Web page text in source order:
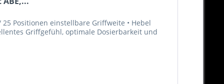
Positionen einstellbare Griffweite • Hebel
Griffgefühl, optimale Dosierbarkeit und